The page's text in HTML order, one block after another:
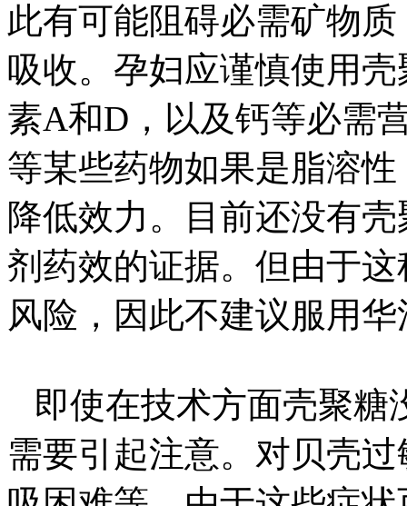
此有可能阻碍必需矿物
吸收。孕妇应谨慎使用
素A和D，以及钙等必需
等某些药物如果是脂溶
降低效力。目前还没有
剂药效的证据。但由于
风险，因此不建议服用
即使在技术方面壳聚糖
需要引起注意。对贝壳